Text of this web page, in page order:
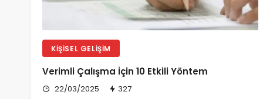
KIŞISEL GELIŞIM
Verimli Çalışma İçin 10 Etkili Yöntem
22/03/2025
327